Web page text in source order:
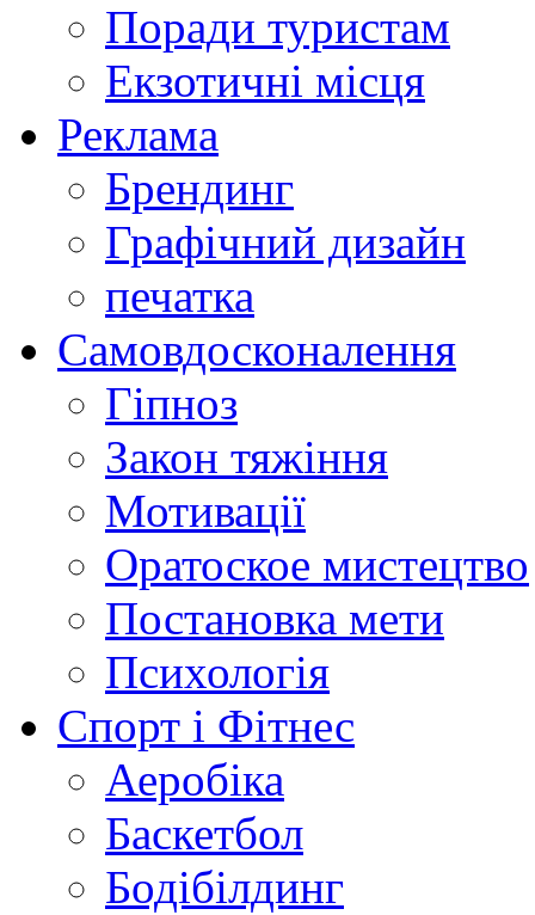
Поради туристам
Екзотичні місця
Реклама
Брендинг
Графічний дизайн
печатка
Самовдосконалення
Гіпноз
Закон тяжіння
Мотивації
Оратоское мистецтво
Постановка мети
Психологія
Спорт і Фітнес
Аеробіка
Баскетбол
Бодібілдинг